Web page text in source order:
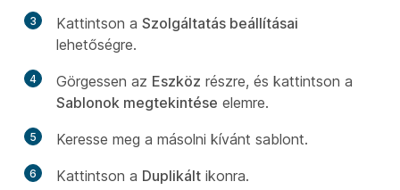
3 Kattintson a Szolgáltatás beállításai
lehetőségre.
4 Görgessen az Eszköz részre, és kattintson a
Sablonok megtekintése elemre.
5 Keresse meg a másolni kívánt sablont.
6 Kattintson a Duplikált ikonra.